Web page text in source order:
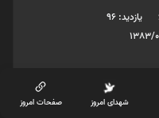
یازدید: 96
شهدای امروز صفحات امروز